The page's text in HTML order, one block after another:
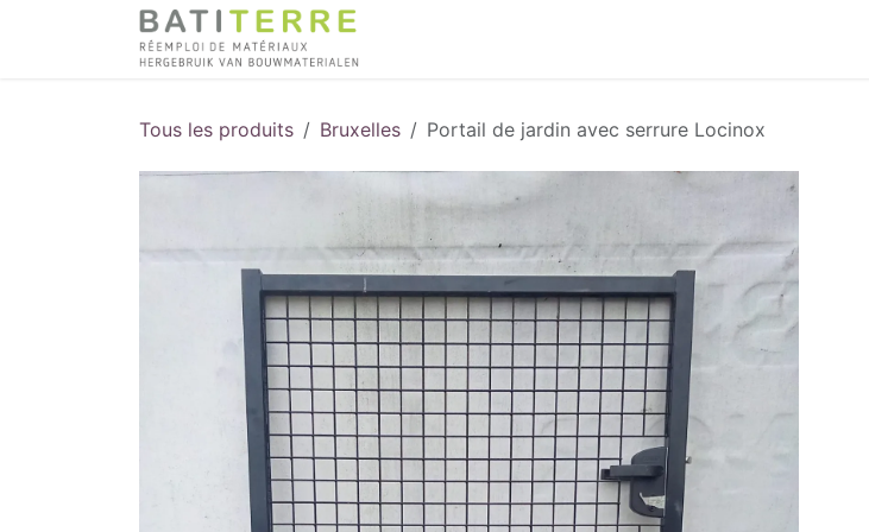
Se rendre au contenu
Tous les produits Bruxelles Portail de jardin avec serrure Locinox